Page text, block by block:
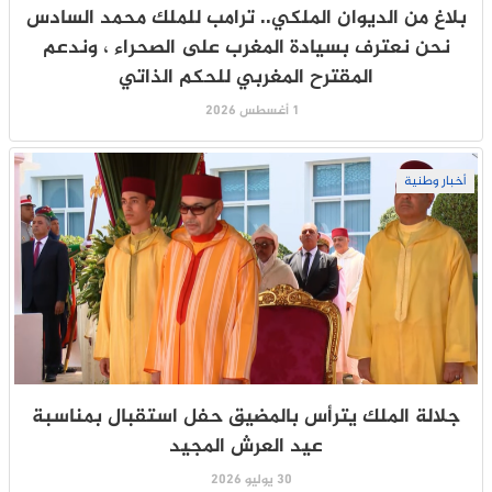
بلاغ من الديوان الملكي.. ترامب للملك محمد السادس
نحن نعترف بسيادة المغرب على الصحراء ، وندعم
المقترح المغربي للحكم الذاتي
1 أغسطس 2026
أخبار وطنية
جلالة الملك يترأس بالمضيق حفل استقبال بمناسبة
عيد العرش المجيد
30 يوليو 2026